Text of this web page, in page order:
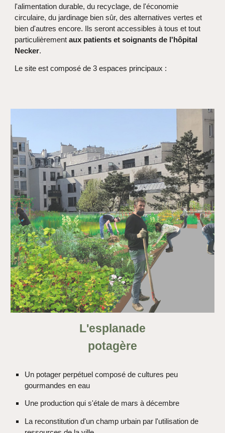
l'alimentation durable, du recyclage, de l'économie
circulaire, du jardinage bien sûr, des alternatives vertes et
bien d'autres encore. Ils seront accessibles à tous et tout
particulièrementaux patients et soignants de l'hôpital
Necker.
Le site est composé de 3 espaces principaux :
L'esplanade
potagère
Un potager perpétuel composé de cultures peu
gourmandes en eau
Une production qui s'étale de mars à décembre
La reconstitution d'un champ urbain par l'utilisation de